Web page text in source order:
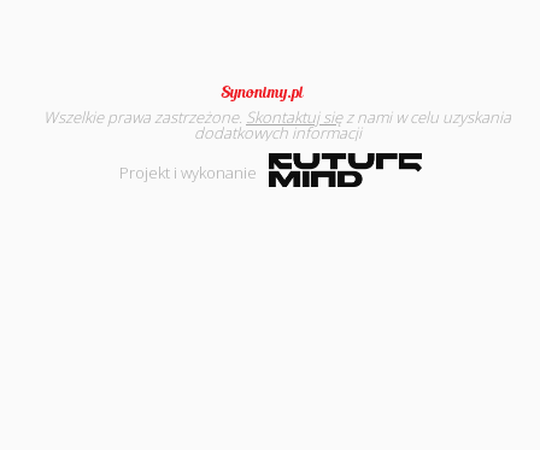
Wszelkie prawa zastrzeżone. Skontaktuj sięz nami w celu uzyskania
dodatkowych informacji
Projekt i wykonanie